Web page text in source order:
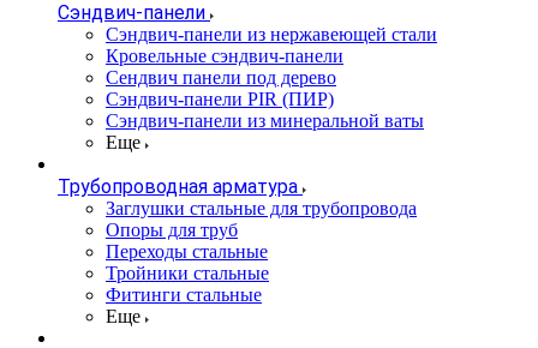
Сэндвич-панели
Cэндвич-панели из нержавеющей стали
Кровельные сэндвич-панели
Сендвич панели под дерево
Сэндвич-панели PIR (ПИР)
Сэндвич-панели из минеральной ваты
Еще
Трубопроводная арматура
Заглушки стальные для трубопровода
Опоры для труб
Переходы стальные
Тройники стальные
Фитинги стальные
Еще